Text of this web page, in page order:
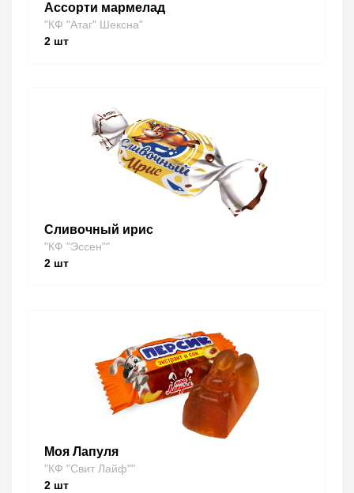
Ассорти мармелад
"КФ "Атаг" Шексна"
2 шт
Сливочный ирис
"КФ "Эссен""
2 шт
Моя Лапуля
"КФ "Свит Лайф""
2 шт